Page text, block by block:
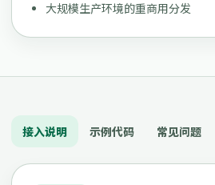
大规模生产环境的重商用分发
接入说明 示例代码 常见问题